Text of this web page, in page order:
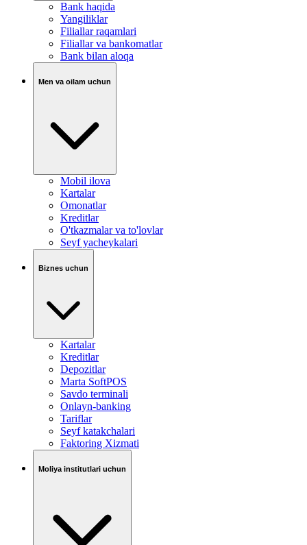
Bank haqida
Yangiliklar
Filiallar raqamlari
Filiallar va bankomatlar
Bank bilan aloqa
Men va oilam uchun
Mobil ilova
Kartalar
Omonatlar
Kreditlar
O'tkazmalar va to'lovlar
Seyf yacheykalari
Biznes uchun
Kartalar
Kreditlar
Depozitlar
Marta SoftPOS
Savdo terminali
Onlayn-banking
Tariflar
Seyf katakchalari
Faktoring Xizmati
Moliya institutlari uchun